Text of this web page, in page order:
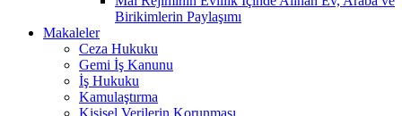
Birikimlerin Paylaşımı
Makaleler
Ceza Hukuku
Gemi İş Kanunu
İş Hukuku
Kamulaştırma
Kişisel Verilerin Korunması